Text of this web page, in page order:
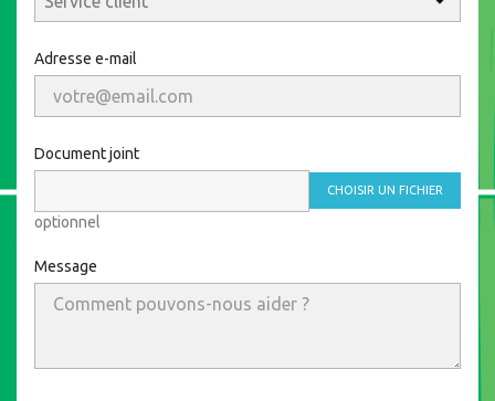
Adresse e-mail
Document joint
CHOISIR UN FICHIER
optionnel
Message